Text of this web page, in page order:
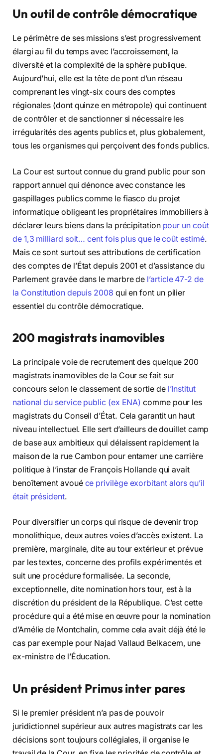
Un outil de contrôle démocratique
Le périmètre de ses missions s’est progressivement
élargi au fil du temps avec l’accroissement, la
diversité et la complexité de la sphère publique.
Aujourd’hui, elle est la tête de pont d’un réseau
comprenant les vingt-six cours des comptes
régionales (dont quinze en métropole) qui continuent
de contrôler et de sanctionner si nécessaire les
irrégularités des agents publics et, plus globalement,
tous les organismes qui perçoivent des fonds publics.
La Cour est surtout connue du grand public pour son
rapport annuel qui dénonce avec constance les
gaspillages publics comme le fiasco du projet
informatique obligeant les propriétaires immobiliers à
déclarer leurs biens dans la précipitation pour un coût
de 1,3 milliard soit… cent fois plus que le coût estimé.
Mais ce sont surtout ses attributions de certification
des comptes de l’État depuis 2001 et d’assistance du
Parlement gravée dans le marbre de l’article 47-2 de
la Constitution depuis 2008 qui en font un pilier
essentiel du contrôle démocratique.
200 magistrats inamovibles
La principale voie de recrutement des quelque 200
magistrats inamovibles de la Cour se fait sur
concours selon le classement de sortie de l’Institut
national du service public (ex ENA) comme pour les
magistrats du Conseil d’État. Cela garantit un haut
niveau intellectuel. Elle sert d’ailleurs de douillet camp
de base aux ambitieux qui délaissent rapidement la
maison de la rue Cambon pour entamer une carrière
politique à l’instar de François Hollande qui avait
benoîtement avoué ce privilège exorbitant alors qu’il
était président.
Pour diversifier un corps qui risque de devenir trop
monolithique, deux autres voies d’accès existent. La
première, marginale, dite au tour extérieur et prévue
par les textes, concerne des profils expérimentés et
suit une procédure formalisée. La seconde,
exceptionnelle, dite nomination hors tour, est à la
discrétion du président de la République. C’est cette
procédure qui a été mise en œuvre pour la nomination
d’Amélie de Montchalin, comme cela avait déjà été le
cas par exemple pour Najad Vallaud Belkacem, une
ex-ministre de l’Éducation.
Un président Primus inter pares
Si le premier président n’a pas de pouvoir
juridictionnel supérieur aux autres magistrats car les
décisions sont toujours collégiales, il organise le